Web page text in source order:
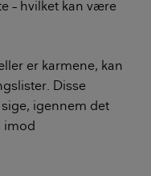
– hvilket kan være
er karmene, kan
Disse
igennem det
imod